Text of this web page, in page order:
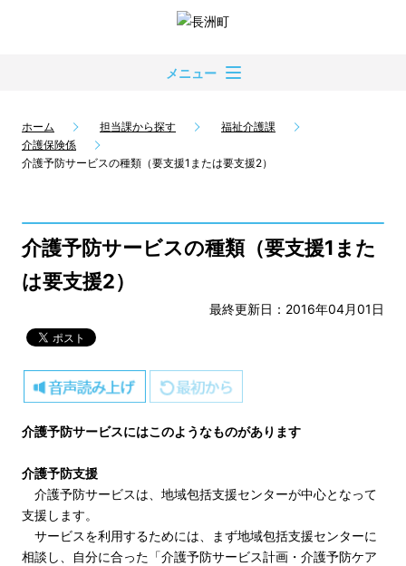
メニュー
ホーム 担当課から探す
福祉介護課
介護保険係
介護予防サービスの種類（要支援1または要支援2）
介護予防サービスの種類（要支援1また
は要支援2）
最終更新日：2016年04月01日
介護予防サービスにはこのようなものがあります
介護予防支援
介護予防サービスは、地域包括支援センターが中心となって
支援します。
サービスを利用するためには、まず地域包括支援センターに
相談し、自分に合った「介護予防サービス計画・介護予防ケア